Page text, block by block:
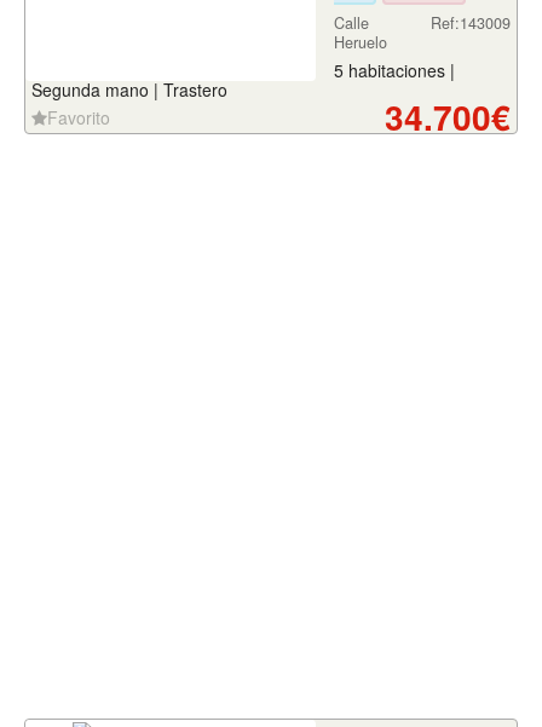
Ref:143009
Calle
Heruelo
5 habitaciones |
Segunda mano | Trastero
Favorito
34.700€